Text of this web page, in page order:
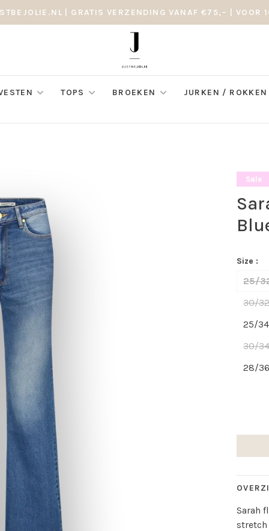
| GRATIS VERZENDING VANAF €75,– |
TOPS BROEKEN JURKEN / ROKKEN
Sale
Size :
25/
30/
25/34
30/
28/
Sarah
stretch